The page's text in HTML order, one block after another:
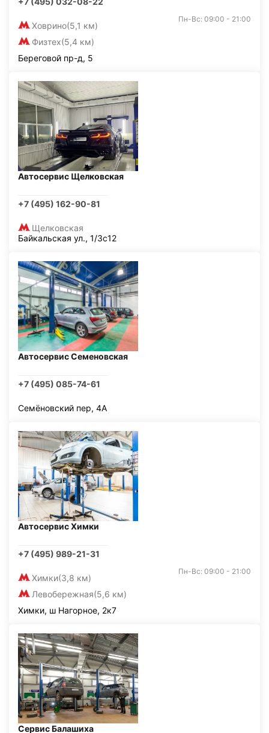
Ховрино(5,1 км)
Физтех(5,4 км)
Пн-Вс: 09:00 - 21:00
Береговой пр-д, 5
Автосервис Щелковская
+7 (495) 162-90-81
Щелковская
Байкальская ул., 1/3с12
Автосервис Семеновская
+7 (495) 085-74-61
Семёновский пер, 4А
Автосервис Химки
+7 (495) 989-21-31
Химки(3,8 км)
Левобережная(5,6 км)
Пн-Вс: 09:00 - 21:00
Химки, ш Нагорное, 2к7
Сервис Балашиха